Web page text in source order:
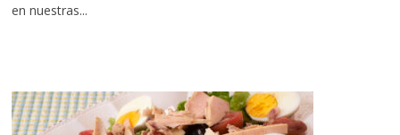
en nuestras...